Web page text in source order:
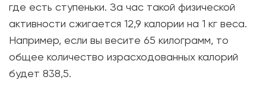
где есть ступеньки. За час такой физической
активности сжигается 12,9 калории на 1 кг веса.
Например, если вы весите 65 килограмм, то
общее количество израсходованных калорий
будет 838,5.